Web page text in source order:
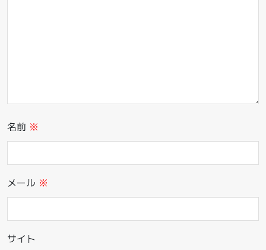
名前 ※
メール ※
サイト